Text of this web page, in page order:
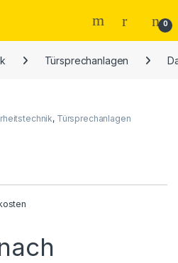
0
Türsprechanlagen
, Türsprechanlagen